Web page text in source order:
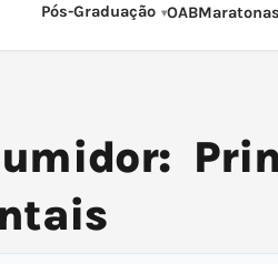
Pós-Graduação OAB